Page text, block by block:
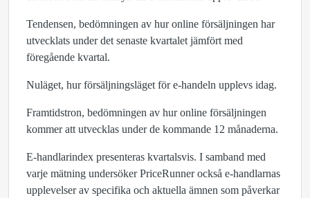
Tendensen, bedömningen av hur online försäljningen har
utvecklats under det senaste kvartalet jämfört med
föregående kvartal.
Nuläget, hur försäljningsläget för e-handeln upplevs idag.
Framtidstron, bedömningen av hur online försäljningen
kommer att utvecklas under de kommande 12 månaderna.
E-handlarindex presenteras kvartalsvis. I samband med
varje mätning undersöker PriceRunner också e-handlarnas
upplevelser av specifika och aktuella ämnen som påverkar